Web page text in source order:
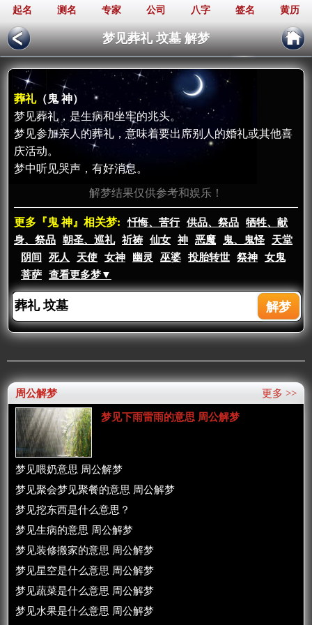
起名 测名 专家 公司 八字 签名 黄历
梦见葬礼 坟墓 解梦
葬礼（鬼 神）
梦见葬礼，是生病和坐牢的兆头。
梦见参加亲人的葬礼，意味着要出席别人的婚礼或其他喜
庆活动。
梦中听见哭声，有好消息。
解梦结果仅供参考和娱乐！
更多『鬼 神』相关梦: 忏悔、苦行 供品、祭品
牺牲、献
身、祭品
朝圣、巡礼 祈祷 仙女 神 恶魔 鬼、鬼怪
天堂
阴间
死人 天使 女神 幽灵 巫婆 投胎转世 祭神
女鬼
菩萨
查看更多梦▼
更多 >>
周公解梦
梦见下雨雷雨的意思 周公解梦
梦见喂奶意思 周公解梦
梦见聚会梦见聚餐的意思 周公解梦
梦见挖东西是什么意思？
梦见生病的意思 周公解梦
梦见装修搬家的意思 周公解梦
梦见星空是什么意思 周公解梦
梦见蔬菜是什么意思 周公解梦
梦见水果是什么意思 周公解梦